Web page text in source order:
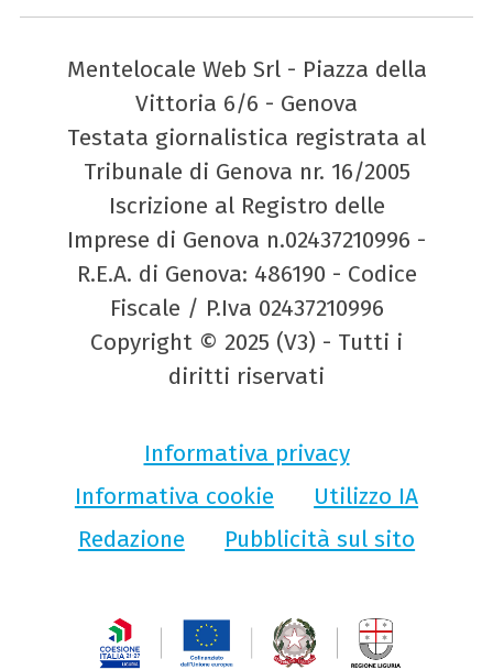
Mentelocale Web Srl - Piazza della
Vittoria 6/6 - Genova
Testata giornalistica registrata al
Tribunale di Genova nr. 16/2005
Iscrizione al Registro delle
Imprese di Genova n.02437210996 -
R.E.A. di Genova: 486190 - Codice
Fiscale / P.Iva 02437210996
Copyright © 2025 (V3) - Tutti i
diritti riservati
Informativa privacy
Informativa cookie
Utilizzo IA
Redazione
Pubblicità sul sito